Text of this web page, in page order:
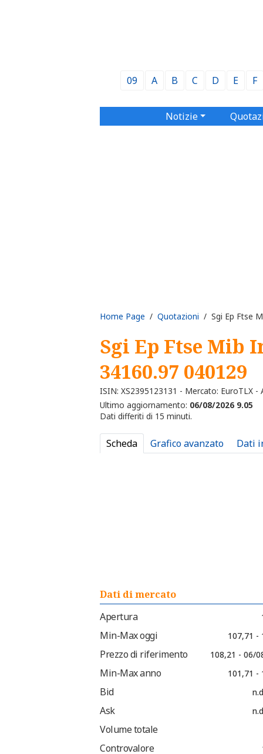
09 A B C D E F
Notizie
Home Page / Quotazioni / Sgi Ep Ftse
Sgi Ep Ftse Mib
34160.97 040129
ISIN: XS2395123131 - Mercato: EuroTLX -
Ultimo aggiornamento: 06/08/2026 9.05
Dati differiti di 15 minuti.
Scheda Grafico avanzato Dati
Dati di mercato
Apertura
Min-Max oggi 107,71 -
Prezzo di riferimento 108,21 - 06/
Min-Max anno 101,71 -
Bid
Ask
Volume totale
Controvalore